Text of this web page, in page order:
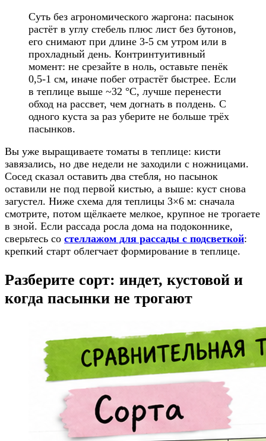
Суть без агрономического жаргона: пасынок
растёт в углу стебель плюс лист без бутонов,
его снимают при длине 3-5 см утром или в
прохладный день. Контринтуитивный
момент: не срезайте в ноль, оставьте пенёк
0,5-1 см, иначе побег отрастёт быстрее. Если
в теплице выше ~32 °C, лучше перенести
обход на рассвет, чем догнать в полдень. С
одного куста за раз уберите не больше трёх
пасынков.
Вы уже выращиваете томаты в теплице: кисти
завязались, но две недели не заходили с ножницами.
Сосед сказал оставить два стебля, но пасынок
оставили не под первой кистью, а выше: куст снова
загустел. Ниже схема для теплицы 3×6 м: сначала
смотрите, потом щёлкаете мелкое, крупное не трогаете
в зной. Если рассада росла дома на подоконнике,
сверьтесь со стеллажом для рассады с подсветкой:
крепкий старт облегчает формирование в теплице.
Разберите сорт: индет, кустовой и
когда пасынки не трогают